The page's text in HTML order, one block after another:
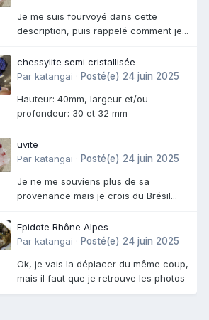
Je me suis fourvoyé dans cette
description, puis rappelé comment je...
chessylite semi cristallisée
Par katangai · Posté(e) 24 juin 2025
Hauteur: 40mm, largeur et/ou
profondeur: 30 et 32 mm
uvite
Par katangai · Posté(e) 24 juin 2025
Je ne me souviens plus de sa
provenance mais je crois du Brésil...
Epidote Rhône Alpes
Par katangai · Posté(e) 24 juin 2025
Ok, je vais la déplacer du même coup,
mais il faut que je retrouve les photos